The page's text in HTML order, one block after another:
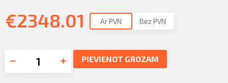
€2348.01 Ar PVN Bez PVN
PIEVIENOT GROZAM